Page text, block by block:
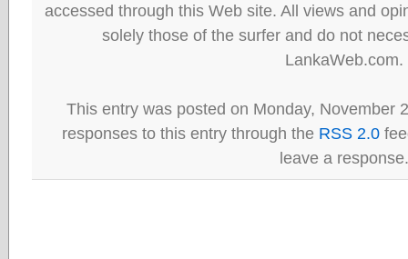
accessed through this Web site. All views and
solely those of the surfer and do not
LankaWeb.com.
This entry was posted on Monday, November
responses to this entry through the RSS 2.0
leave a response.